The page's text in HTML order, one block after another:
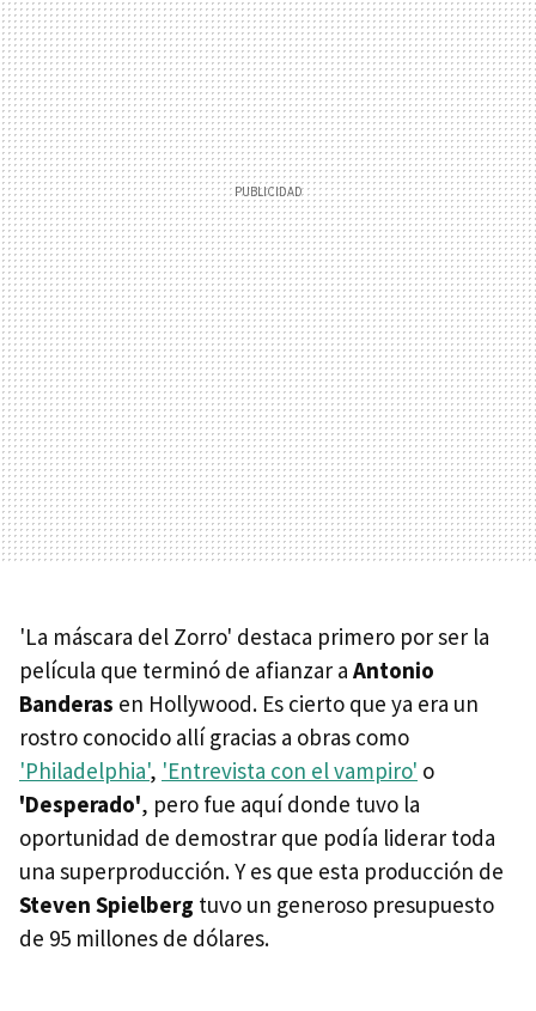
'La máscara del Zorro' destaca primero por ser la
película que terminó de afianzar a Antonio
Banderas en Hollywood. Es cierto que ya era un
rostro conocido allí gracias a obras como
'Philadelphia', 'Entrevista con el vampiro' o
'Desperado', pero fue aquí donde tuvo la
oportunidad de demostrar que podía liderar toda
una superproducción. Y es que esta producción de
Steven Spielberg tuvo un generoso presupuesto
de 95 millones de dólares.